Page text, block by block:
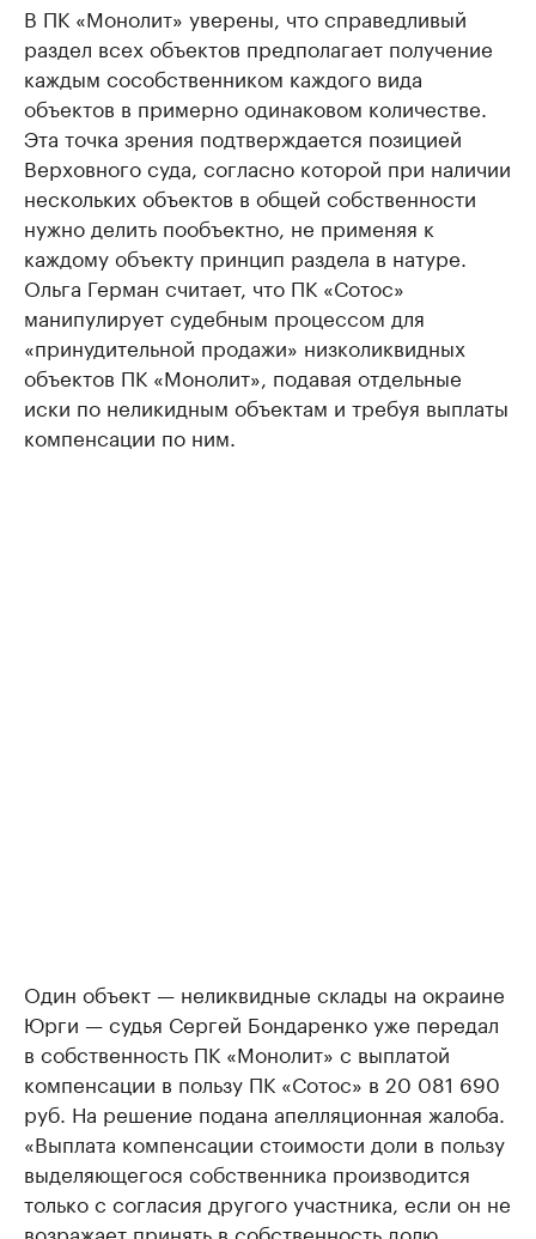
В ПК «Монолит» уверены, что справедливый
раздел всех объектов предполагает получение
каждым сособственником каждого вида
объектов в примерно одинаковом количестве.
Эта точка зрения подтверждается позицией
Верховного суда, согласно которой при наличии
нескольких объектов в общей собственности
нужно делить пообъектно, не применяя к
каждому объекту принцип раздела в натуре.
Ольга Герман считает, что ПК «Сотос»
манипулирует судебным процессом для
«принудительной продажи» низколиквидных
объектов ПК «Монолит», подавая отдельные
иски по неликидным объектам и требуя выплаты
компенсации по ним.
Один объект — неликвидные склады на окраине
Юрги — судья Сергей Бондаренко уже передал
в собственность ПК «Монолит» с выплатой
компенсации в пользу ПК «Сотос» в 20 081 690
руб. На решение подана апелляционная жалоба.
«Выплата компенсации стоимости доли в пользу
выделяющегося собственника производится
только с согласия другого участника, если он не
возражает принять в собственность долю